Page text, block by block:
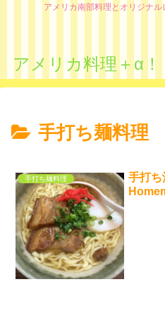
アメリカ南部料理とオリジナ
アメリカ料理＋α
手打ち麺料理
手打ち麺料理
手打ち